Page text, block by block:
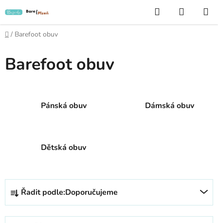
na
obsah
Hledat
KOŠÍK
Domů
/ Barefoot obuv
Barefoot obuv
Pánská obuv Dámská obuv
Dětská obuv
Ř
z
Řadit podle:Doporučujeme